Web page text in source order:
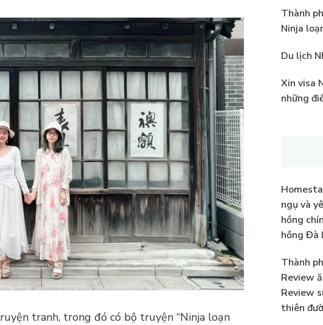
tranh, trong đó có bộ truyện “Ninja loạn
Thành
Ninja
Du lịch
Xin visa
những
ngụ và
hồng
hồng Đà
Thành
Review
Review
thiên